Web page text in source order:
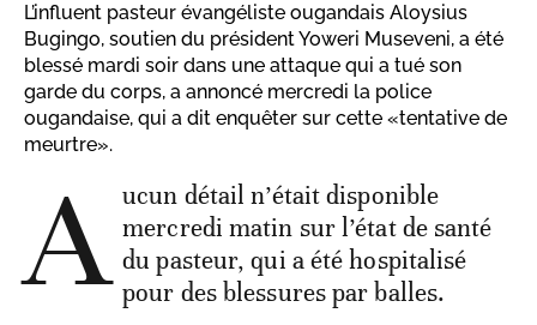
L’influent pasteur évangéliste ougandais Aloysius
Bugingo, soutien du président Yoweri Museveni, a été
blessé mardi soir dans une attaque qui a tué son
garde du corps, a annoncé mercredi la police
ougandaise, qui a dit enquêter sur cette «tentative de
meurtre».
A ucun détail n’était disponible
mercredi matin sur l’état de santé
du pasteur, qui a été hospitalisé
pour des blessures par balles.